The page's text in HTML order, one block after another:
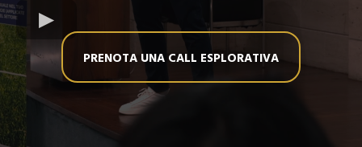
PRENOTA UNA CALL ESPLORATIVA